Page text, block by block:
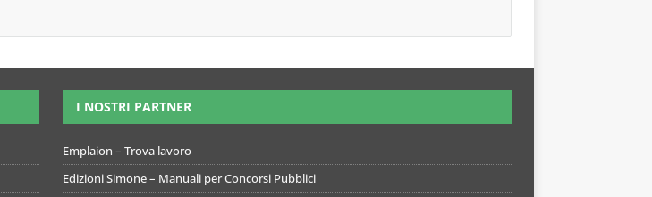
I NOSTRI PARTNER
Emplaion – Trova lavoro
Edizioni Simone – Manuali per Concorsi Pubblici